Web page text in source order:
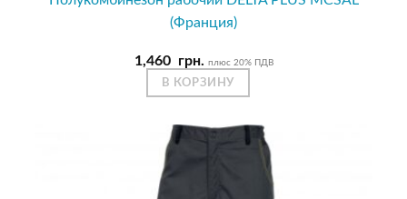
(Франция)
1,460 грн. плюс 20% ПДВ
В КОРЗИНУ